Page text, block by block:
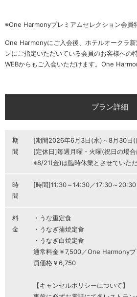
※One Harmonyプレミアムセレクション会員
One Harmonyにご入会後、ホテルオークラ
ンにご指定いただいている会員のお客様への
WEBからもご入会いただけます。One
プラン詳細
期
間
[期間2026年6月3日(水)～8月30日(
[定休日]毎週月曜・火曜(祝日の場
※8/21(金)は臨時休業とさせていただ
時
間
[時間]11:30～14:30／17:30～20:30
料
金
・うな重定食
・うなぎ蒲焼定食
・うなぎ白焼定食
通常料金￥7,500／One Harmony
員価格￥6,750
【キャンセルポリシーについて】